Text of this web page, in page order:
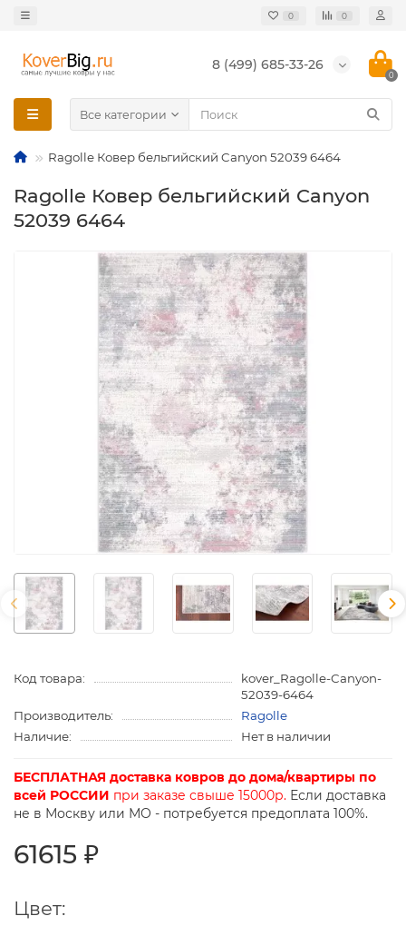
0 0
8 (499) 685-33-26
0
Все категории
Ragolle Ковер бельгийский Canyon 52039 6464
Ragolle Ковер бельгийский Canyon
52039 6464
Код товара:
kover_Ragolle-Canyon-
52039-6464
Производитель:
Ragolle
Наличие:
Нет в наличии
БЕСПЛАТНАЯ доставка ковров до дома/квартиры по
всей РОССИИ при заказе свыше 15000р. Если доставка
не в Москву или МО - потребуется предоплата 100%.
61615 ₽
Цвет: